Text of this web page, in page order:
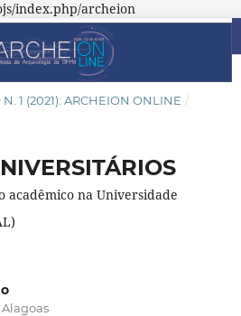
index.php/archeion
N. 1 (2021): ARCHEION ONLINE /
acadêmico na Universidade